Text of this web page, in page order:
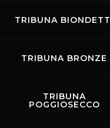
TRIBUNA
TRIBUNA BRONZE
TRIBUNA
POGGIOSECCO
Grazie ai due
un’assimilazione
(103,886 t di CO
diminuire le
nell’atmosfera,
l’impatto